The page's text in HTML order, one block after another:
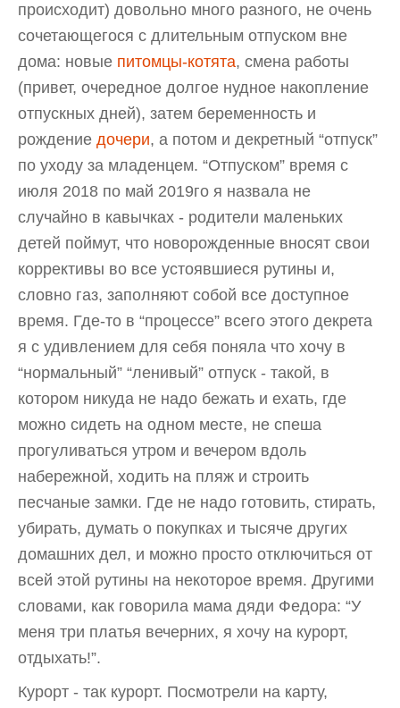
происходит) довольно много разного, не очень
сочетающегося с длительным отпуском вне
дома: новые питомцы-котята, смена работы
(привет, очередное долгое нудное накопление
отпускных дней), затем беременность и
рождение дочери, а потом и декретный “отпуск”
по уходу за младенцем. “Отпуском” время с
июля 2018 по май 2019го я назвала не
случайно в кавычках - родители маленьких
детей поймут, что новорожденные вносят свои
коррективы во все устоявшиеся рутины и,
словно газ, заполняют собой все доступное
время. Где-то в “процессе” всего этого декрета
я с удивлением для себя поняла что хочу в
“нормальный” “ленивый” отпуск - такой, в
котором никуда не надо бежать и ехать, где
можно сидеть на одном месте, не спеша
прогуливаться утром и вечером вдоль
набережной, ходить на пляж и строить
песчаные замки. Где не надо готовить, стирать,
убирать, думать о покупках и тысяче других
домашних дел, и можно просто отключиться от
всей этой рутины на некоторое время. Другими
словами, как говорила мама дяди Федора: “У
меня три платья вечерних, я хочу на курорт,
отдыхать!”.
Курорт - так курорт. Посмотрели на карту,